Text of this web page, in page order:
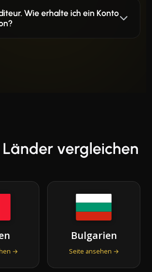
Wie erhalte ich ein Konto
vergleichen
→
Bulgarien
Seite ansehen →